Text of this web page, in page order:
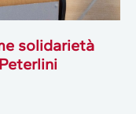
solidarietà